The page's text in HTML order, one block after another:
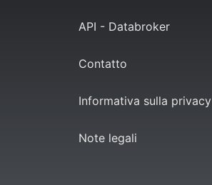
API - Databroker
Contatto
Informativa sulla privacy
Note legali